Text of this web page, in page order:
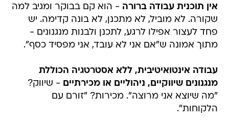
אין תוכנית עבודה ברורה - הוא קם בבוקר ומגיב למה
שקורה. לא מוביל, לא מתכנן, לא בונה קדימה. יש
פחד לעצור אפילו לרגע, לתכנן ולבנות מנגנונים -
מתוך אמונה ש"אם אני לא עובד, אני מפסיד כסף".
עבודה אינטואיטיבית, ללא אסטרטגיה הכוללת
מנגנונים שיווקיים, ניהוליים או מכירתיים - שיווק?
"מה שיוצא אני מרוצה". מכירות? "זורם עם
הלקוחות".